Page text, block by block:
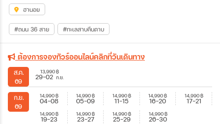
ฮานอย
#ถนน 36 สาย #ทะเลสาบคืนดาบ
ต้องการจองทัวร์ออนไลน์คลิกที่วันเดินทาง
ส.ค.
69
13,990฿
29-02 ก.ย.
ก.ย.
69
14,990฿
04-08
14,990฿
05-09
14,990฿
11-15
14,990฿
16-20
14,990฿
17-21
14,990฿
19-23
14,990฿
23-27
14,990฿
25-29
14,990฿
26-30